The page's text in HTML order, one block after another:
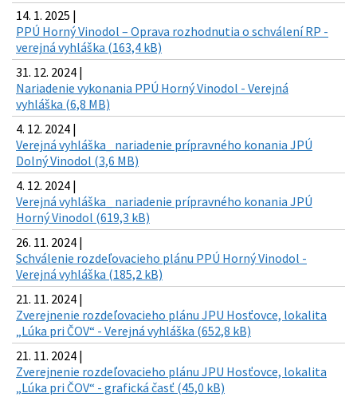
14. 1. 2025 |
PPÚ Horný Vinodol – Oprava rozhodnutia o schválení RP -
verejná vyhláška (163,4 kB)
31. 12. 2024 |
Nariadenie vykonania PPÚ Horný Vinodol - Verejná
vyhláška (6,8 MB)
4. 12. 2024 |
Verejná vyhláška_ nariadenie prípravného konania JPÚ
Dolný Vinodol (3,6 MB)
4. 12. 2024 |
Verejná vyhláška_ nariadenie prípravného konania JPÚ
Horný Vinodol (619,3 kB)
26. 11. 2024 |
Schválenie rozdeľovacieho plánu PPÚ Horný Vinodol -
Verejná vyhláška (185,2 kB)
21. 11. 2024 |
Zverejnenie rozdeľovacieho plánu JPU Hosťovce, lokalita
„Lúka pri ČOV“ - Verejná vyhláška (652,8 kB)
21. 11. 2024 |
Zverejnenie rozdeľovacieho plánu JPU Hosťovce, lokalita
„Lúka pri ČOV“ - grafická časť (45,0 kB)